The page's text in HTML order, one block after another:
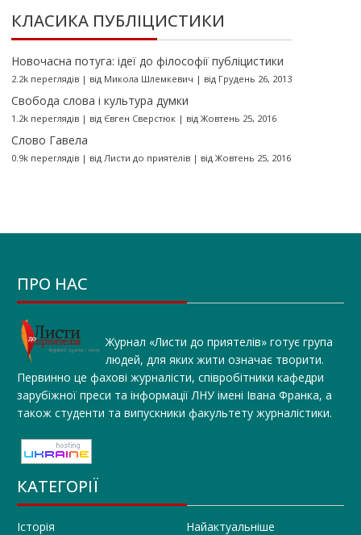
КЛАСИКА ПУБЛІЦИСТИКИ
Новочасна потуга: ідеї до філософії публіцистики
2.2k переглядів| від Микола Шлемкевич | від Грудень 26, 2013
Свобода слова і культура думки
1.2k переглядів| від Євген Сверстюк| від Жовтень 25, 2016
Слово Гавела
0.9k переглядів| від Листи до приятелів| від Жовтень 25, 2016
ПРО НАС
Журнал «Листи до приятелів» готує група
людей, для яких жити означає творити.
Первинно це фахові журналісти, співробітники кафедри
зарубіжної преси та інформації ЛНУ імені Івана Франка, а
також студенти та випускники факультету журналістики.
КАТЕГОРІЇ
Історія
Найактуальніше